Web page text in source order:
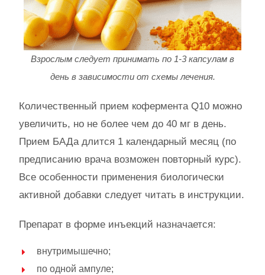
Взрослым следует принимать по 1-3 капсулам в
день в зависимости от схемы лечения.
Количественный прием кофермента Q10 можно
увеличить, но не более чем до 40 мг в день.
Прием БАДа длится 1 календарный месяц (по
предписанию врача возможен повторный курс).
Все особенности применения биологически
активной добавки следует читать в инструкции.
Препарат в форме инъекций назначается:
внутримышечно;
по одной ампуле;